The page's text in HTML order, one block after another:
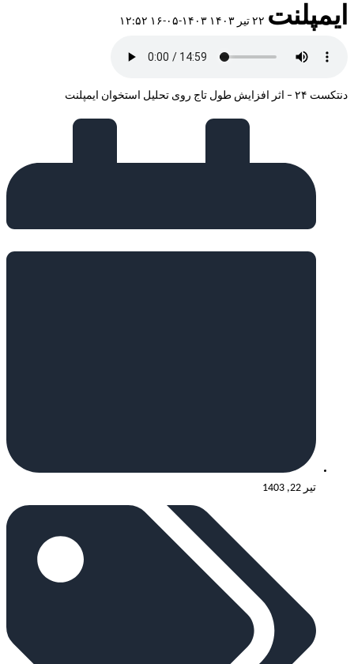
ایمپلنت ۲۲ تیر ۱۴۰۳ ۱۴۰۳-۰۵-۱۶ ۱۲:۵۲
دنتکست ۲۴ – اثر افزایش طول تاج روی تحلیل استخوان ایمپلنت
تیر 22, 1403